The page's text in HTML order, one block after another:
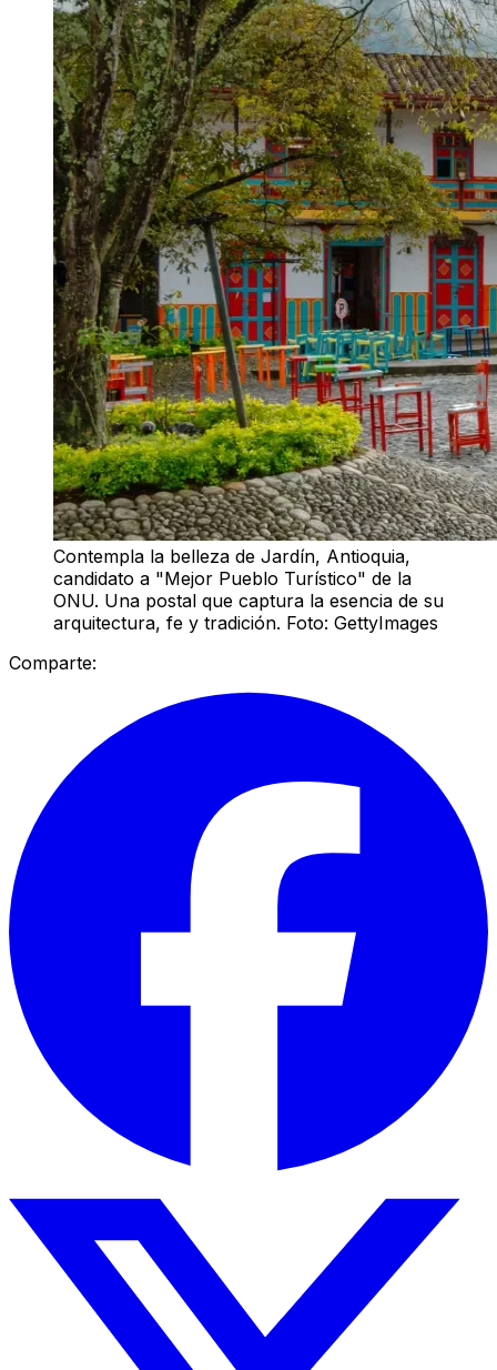
Contempla la belleza de Jardín, Antioquia,
candidato a "Mejor Pueblo Turístico" de la
ONU. Una postal que captura la esencia de su
arquitectura, fe y tradición. Foto: GettyImages
Comparte: